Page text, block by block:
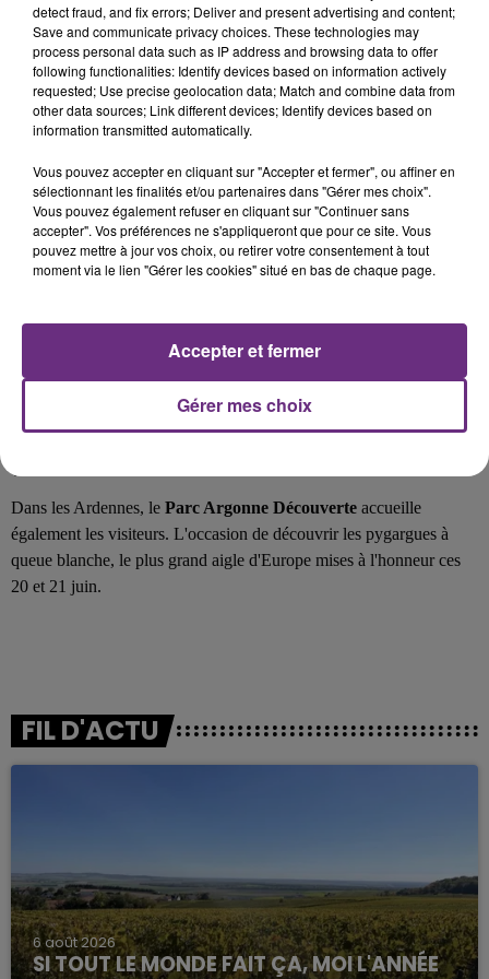
Reims, le public pourra profiter de la fraîcheur de labasilique
Saint-Remi à l'occasion du spectacleLuminiscence. Une
représentation est proposée samedi à 21h50.
dans la Marne. Des visites avec ou sans dégustation sont organisées
ZigZag ParcdeVal-de-Vesles,
vous.
Dans les Ardennes, le Parc Argonne Découverte accueille
également les visiteurs. L'occasion de découvrir les pygargues à
queue blanche, le plus grand aigle d'Europe mises à l'honneur ces
20 et 21 juin.
FIL D'ACTU
6 août 2026
SI TOUT LE MONDE FAIT ÇA, MOI L'ANNÉE
detect fraud, and fix errors; Deliver and present advertising and content;
Save and communicate privacy choices. These technologies may
process personal data such as IP address and browsing data to offer
following functionalities: Identify devices based on information actively
requested; Use precise geolocation data; Match and combine data from
other data sources; Link different devices; Identify devices based on
information transmitted automatically.
Vous pouvez accepter en cliquant sur "Accepter et fermer", ou affiner en
sélectionnant les finalités et/ou partenaires dans "Gérer mes choix".
Vous pouvez également refuser en cliquant sur "Continuer sans
accepter". Vos préférences ne s'appliqueront que pour ce site. Vous
pouvez mettre à jour vos choix, ou retirer votre consentement à tout
moment via le lien "Gérer les cookies" situé en bas de chaque page.
Gérer mes choix
Accepter et fermer